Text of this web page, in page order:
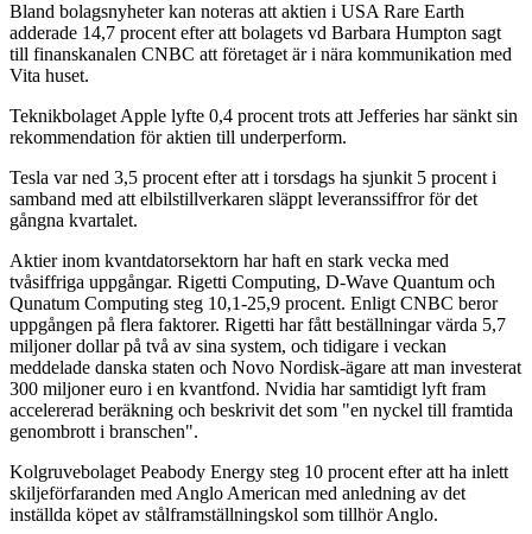
Bland bolagsnyheter kan noteras att aktien i USA Rare Earth
adderade 14,7 procent efter att bolagets vd Barbara Humpton sagt
till finanskanalen CNBC att företaget är i nära kommunikation med
Vita huset.
Teknikbolaget Apple lyfte 0,4 procent trots att Jefferies har sänkt sin
rekommendation för aktien till underperform.
Tesla var ned 3,5 procent efter att i torsdags ha sjunkit 5 procent i
samband med att elbilstillverkaren släppt leveranssiffror för det
gångna kvartalet.
Aktier inom kvantdatorsektorn har haft en stark vecka med
tvåsiffriga uppgångar. Rigetti Computing, D-Wave Quantum och
Qunatum Computing steg 10,1-25,9 procent. Enligt CNBC beror
uppgången på flera faktorer. Rigetti har fått beställningar värda 5,7
miljoner dollar på två av sina system, och tidigare i veckan
meddelade danska staten och Novo Nordisk-ägare att man investerat
300 miljoner euro i en kvantfond. Nvidia har samtidigt lyft fram
accelererad beräkning och beskrivit det som "en nyckel till framtida
genombrott i branschen".
Kolgruvebolaget Peabody Energy steg 10 procent efter att ha inlett
skiljeförfaranden med Anglo American med anledning av det
inställda köpet av stålframställningskol som tillhör Anglo.